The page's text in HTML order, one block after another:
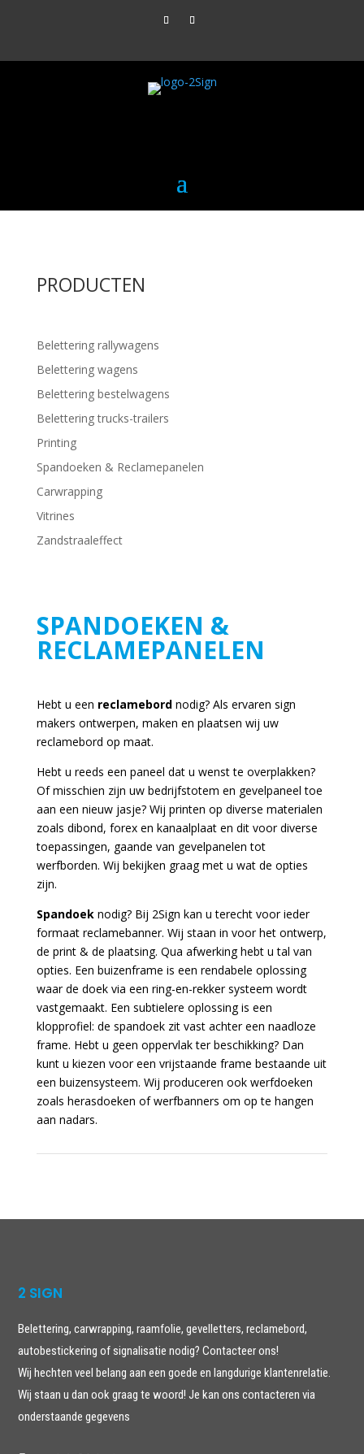
PRODUCTEN
Belettering rallywagens
Belettering wagens
Belettering bestelwagens
Belettering trucks-trailers
Printing
Spandoeken & Reclamepanelen
Carwrapping
Vitrines
Zandstraaleffect
SPANDOEKEN &
RECLAMEPANELEN
Hebt u een reclamebordnodig? Als ervaren sign
makers ontwerpen, maken en plaatsen wij uw
reclamebord op maat.
Hebt u reeds een paneel dat u wenst te overplakken?
Of misschien zijn uw bedrijfstotem en gevelpaneel toe
aan een nieuw jasje? Wij printen op diverse materialen
zoals dibond, forex en kanaalplaat en dit voor diverse
toepassingen, gaande van gevelpanelen tot
werfborden. Wij bekijken graag met u wat de opties
zijn.
Spandoeknodig? Bij 2Sign kan u terecht voor ieder
formaat reclamebanner. Wij staan in voor het ontwerp,
de print & de plaatsing. Qua afwerking hebt u tal van
opties. Een buizenframe is een rendabele oplossing
waar de doek via een ring-en-rekker systeem wordt
vastgemaakt. Een subtielere oplossing is een
klopprofiel: de spandoek zit vast achter een naadloze
frame. Hebt u geen oppervlak ter beschikking? Dan
kunt u kiezen voor een vrijstaande frame bestaande uit
een buizensysteem. Wij produceren ook werfdoeken
zoals herasdoeken of werfbanners om op te hangen
aan nadars.
2 SIGN
Belettering, carwrapping, raamfolie, gevelletters, reclamebord,
autobestickering of signalisatie nodig? Contacteer ons!
Wij hechten veel belang aan een goede en langdurige klantenrelatie.
Wij staan u dan ook graag te woord! Je kan ons contacteren via
onderstaande gegevens